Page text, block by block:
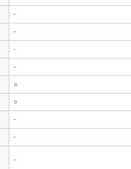
-
-
-
-
○
○
-
-
-